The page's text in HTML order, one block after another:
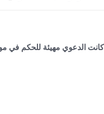
الدعوي مهيئة للحكم في